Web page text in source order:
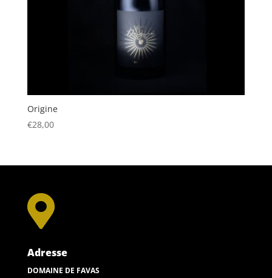
Origine
€28,00

Adresse
DOMAINE DE FAVAS